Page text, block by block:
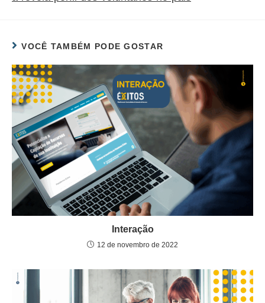
VOCÊ TAMBÉM PODE GOSTAR
Interação
12 de novembro de 2022